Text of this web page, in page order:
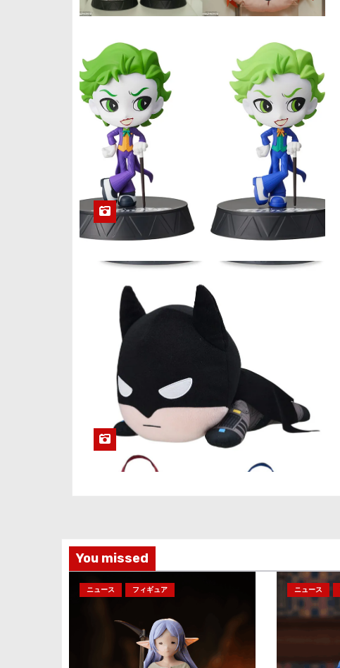
You missed
ニュース フィギュア ニュース